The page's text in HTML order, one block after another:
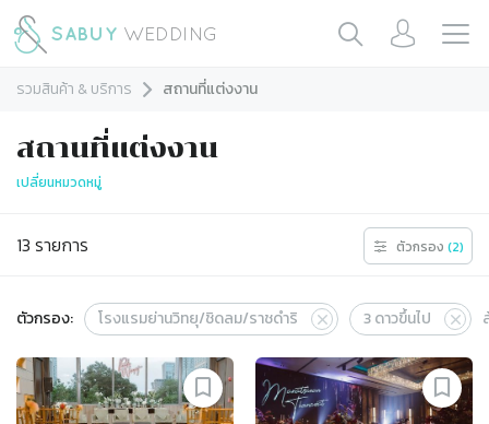
รวมสินค้า & บริการ สถานที่แต่งงาน
สถานที่แต่งงาน
เปลี่ยนหมวดหมู่
13 รายการ ตัวกรอง (2)
ตัวกรอง: โรงแรมย่านวิทยุ/ชิดลม/ราชดำริ 3ดาวขึ้นไป